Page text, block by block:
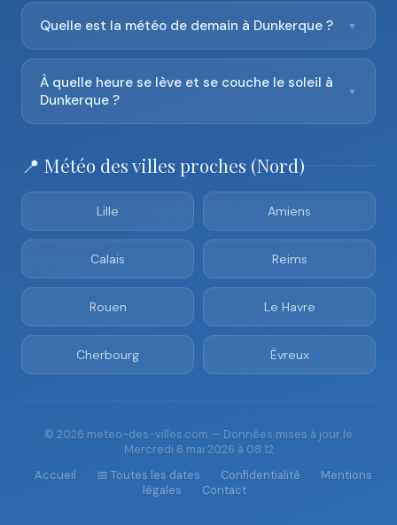
Quelle est la météo de demain à Dunkerque ? ▼
À quelle heure se lève et se couche le soleil à
Dunkerque ?
▼
📍 Météo des villes proches (Nord)
Lille Amiens
Calais Reims
Rouen Le Havre
Cherbourg Évreux
© 2026 meteo-des-villes.com — Données mises à jour le
Mercredi 6 mai 2026 à 08:12
Accueil
📅 Toutes les dates Confidentialité
Mentions
légales
Contact